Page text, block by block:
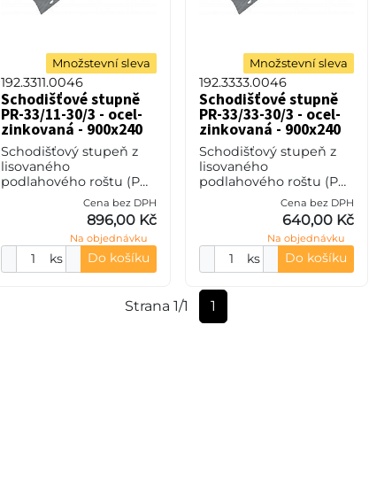
Množstevní sleva
192.3311.0046
Schodišťové stupně
PR-33/11-30/3 - ocel-
zinkovaná - 900x240
Schodišťový stupeň z
lisovaného
podlahového roštu (PR),
33/11 - rozteče nosných
33 mm / rozpěrných 11
mm, výška 30 mm, síla 3
mm, ocel S235JR (ST37.2
Cena bez DPH
896,00 Kč
Na objednávku
ks Do košíku
Množstevní sleva
192.3333.0046
Schodišťové stupně
PR-33/33-30/3 - ocel-
zinkovaná - 900x240
Schodišťový stupeň z
lisovaného
podlahového roštu (PR),
33/33 - rozteče nosných
33 mm / rozpěrných 33
mm, výška 30 mm, síla 3
mm, ocel S235JR (ST37.2
Cena bez DPH
640,00 Kč
Na objednávku
ks Do košíku
Strana 1/1 1